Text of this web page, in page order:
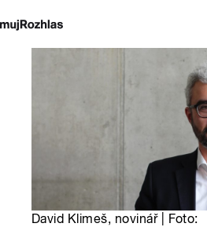
David Klimeš, novinář | Foto: